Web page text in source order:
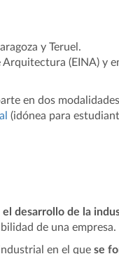
y Teruel.
(EINA) y
en dos
(idónea para
desarrollo de la
de una empresa.
en el que se